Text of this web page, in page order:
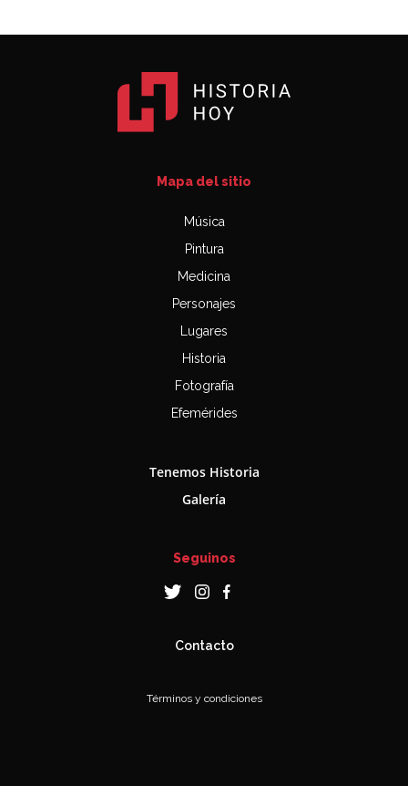
Mapa del sitio
Música
Pintura
Medicina
Personajes
Lugares
Historia
Fotografía
Efemérides
Tenemos Historia
Galería
Seguinos
Contacto
Términos y condiciones